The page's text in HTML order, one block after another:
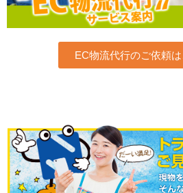
EC物流代行のご依頼